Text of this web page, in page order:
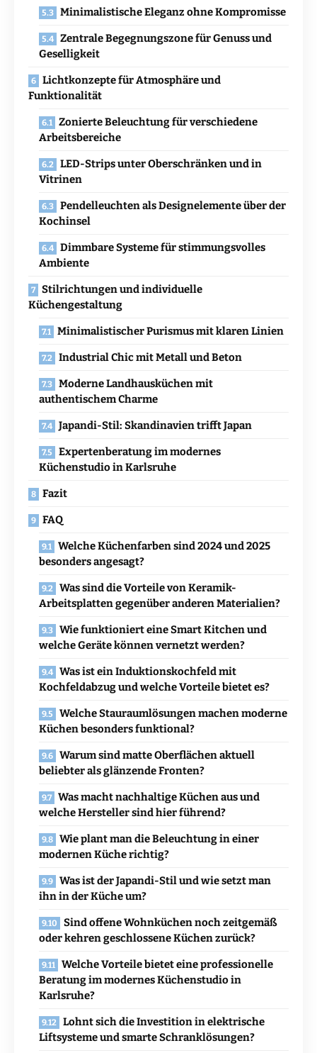
Minimalistische Eleganz ohne Kompromisse
Zentrale Begegnungszone für Genuss und
Geselligkeit
Lichtkonzepte für Atmosphäre und
Funktionalität
Zonierte Beleuchtung für verschiedene
Arbeitsbereiche
LED-Strips unter Oberschränken und in
Vitrinen
Pendelleuchten als Designelemente über der
Kochinsel
Dimmbare Systeme für stimmungsvolles
Ambiente
Stilrichtungen und individuelle
Küchengestaltung
Minimalistischer Purismus mit klaren Linien
Industrial Chic mit Metall und Beton
Moderne Landhausküchen mit
authentischem Charme
Japandi-Stil: Skandinavien trifft Japan
Expertenberatung im modernes
Küchenstudio in Karlsruhe
Fazit
FAQ
Welche Küchenfarben sind 2024 und 2025
besonders angesagt?
Was sind die Vorteile von Keramik-
Arbeitsplatten gegenüber anderen Materialien?
Wie funktioniert eine Smart Kitchen und
welche Geräte können vernetzt werden?
Was ist ein Induktionskochfeld mit
Kochfeldabzug und welche Vorteile bietet es?
Welche Stauraumlösungen machen moderne
Küchen besonders funktional?
Warum sind matte Oberflächen aktuell
beliebter als glänzende Fronten?
Was macht nachhaltige Küchen aus und
welche Hersteller sind hier führend?
Wie plant man die Beleuchtung in einer
modernen Küche richtig?
Was ist der Japandi-Stil und wie setzt man
ihn in der Küche um?
Sind offene Wohnküchen noch zeitgemäß
oder kehren geschlossene Küchen zurück?
Welche Vorteile bietet eine professionelle
Beratung im modernes Küchenstudio in
Karlsruhe?
Lohnt sich die Investition in elektrische
Liftsysteme und smarte Schranklösungen?